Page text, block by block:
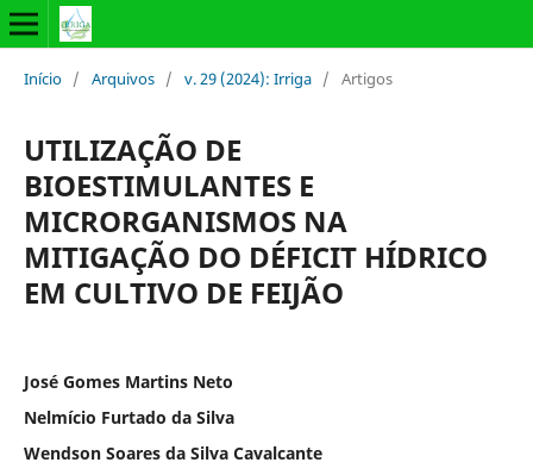
Início / Arquivos / v. 29 (2024): Irriga / Artigos
UTILIZAÇÃO DE
BIOESTIMULANTES E
MICRORGANISMOS NA
MITIGAÇÃO DO DÉFICIT HÍDRICO
EM CULTIVO DE FEIJÃO
José Gomes Martins Neto
Nelmício Furtado da Silva
Wendson Soares da Silva Cavalcante